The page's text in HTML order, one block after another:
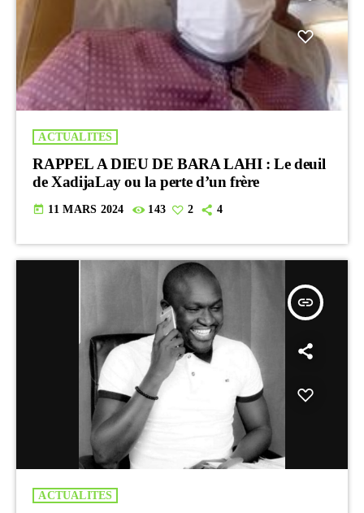
ACTUALITES
RAPPEL A DIEU DE BARA LAHI : Le deuil
de XadijaLay ou la perte d’un frère
today 11 MARS 2024 143 2 4
insert_link
ACTUALITES